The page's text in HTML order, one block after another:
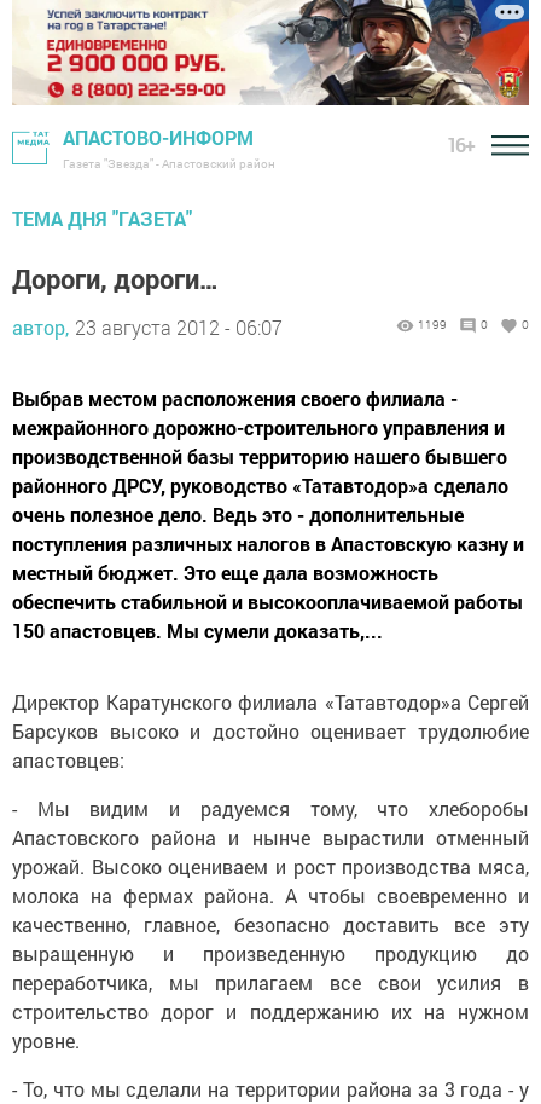
АПАСТОВО-ИНФОРМ
Газета "Звезда" - Апастовский район
16+
ТЕМА ДНЯ "ГАЗЕТА"
Дороги, дороги…
автор, 23 августа 2012 - 06:07 1199 0 0
Выбрав местом расположения своего филиала -
межрайонного дорожно-строительного управления и
производственной базы территорию нашего бывшего
районного ДРСУ, руководство «Татавтодор»а сделало
очень полезное дело. Ведь это - дополнительные
поступления различных налогов в Апастовскую казну и
местный бюджет. Это еще дала возможность
обеспечить стабильной и высокооплачиваемой работы
150 апастовцев. Мы сумели доказать,...
Директор Каратунского филиала «Татавтодор»а Сергей
Барсуков высоко и достойно оценивает трудолюбие
апастовцев:
- Мы видим и радуемся тому, что хлеборобы
Апастовского района и нынче вырастили отменный
урожай. Высоко оцениваем и рост производства мяса,
молока на фермах района. А чтобы своевременно и
качественно, главное, безопасно доставить все эту
выращенную и произведенную продукцию до
переработчика, мы прилагаем все свои усилия в
строительство дорог и поддержанию их на нужном
уровне.
- То, что мы сделали на территории района за 3 года - у